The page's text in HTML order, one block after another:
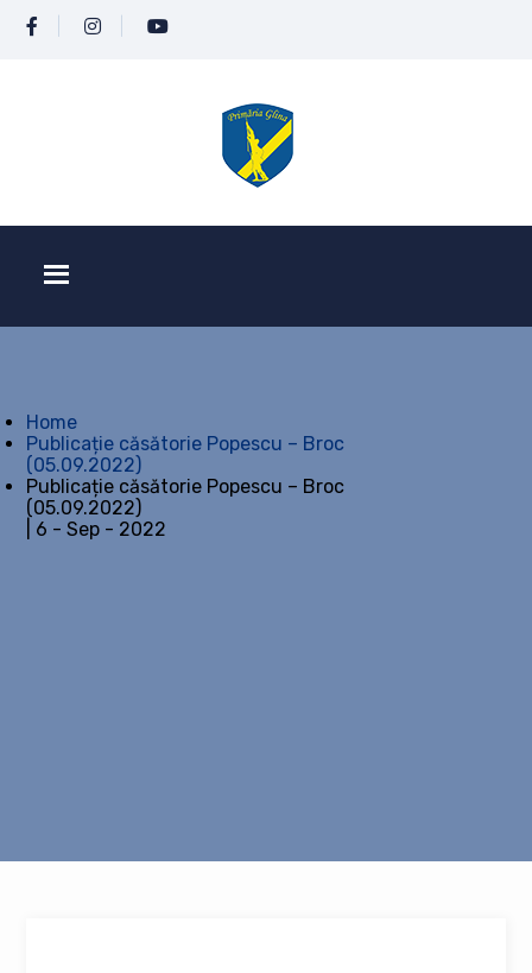
Home
Publicație căsătorie Popescu – Broc
(05.09.2022)
Publicație căsătorie Popescu – Broc
(05.09.2022)
| 6 - Sep - 2022